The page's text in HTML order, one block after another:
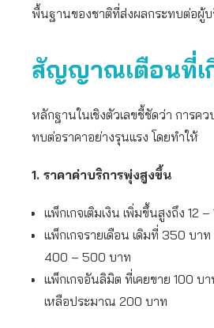
พื้นฐานของชาติที่ส่งผลกระทบต่อผู้บ
สัญญาณเตือนที่เ
หลักฐานในเชิงตัวเลขชี้ชัดว่า การค
ทบต่อราคาอย่างรุนแรง โดยทำให้
1. ราคาค่าบริการพุ่งสูงขึ้น
แพ็กเกจเติมเงิน เพิ่มขึ้นสูงถึง 12
แพ็กเกจรายเดือน เดิมที่ 350 บาท
400 – 500 บาท
แพ็กเกจอันลิมิต ที่เคยขาย 100 บ
เหลือประมาณ 200 บาท